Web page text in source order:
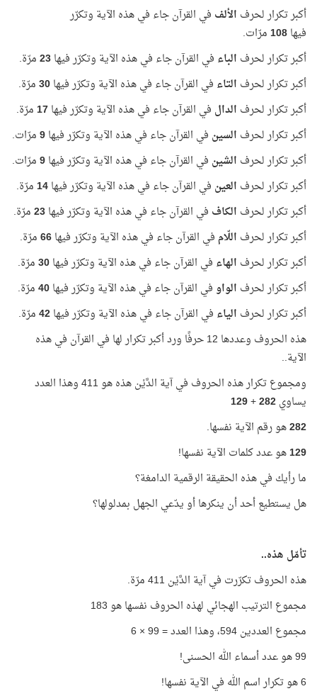
أكبر تكرار لحرف الألف في القرآن جاء في هذه الآية وتكرّر
فيها108مرّات.
أكبر تكرار لحرف الباء في القرآن جاء في هذه الآية وتكرّر فيها23مرّة.
أكبر تكرار لحرف التاء في القرآن جاء في هذه الآية وتكرّر فيها30مرّة.
أكبر تكرار لحرف الدال في القرآن جاء في هذه الآية وتكرّر فيها17مرّة.
أكبر تكرار لحرف السين في القرآن جاء في هذه الآية وتكرّر فيها9مرّات.
أكبر تكرار لحرف الشين في القرآن جاء في هذه الآية وتكرّر فيها9مرّات.
أكبر تكرار لحرف العين في القرآن جاء في هذه الآية وتكرّر فيها14مرّة.
أكبر تكرار لحرف الكاف في القرآن جاء في هذه الآية وتكرّر فيها23مرّة.
أكبر تكرار لحرف اللّامفي القرآن جاء في هذه الآية وتكرّر فيها66مرّة.
أكبر تكرار لحرف الهاء في القرآن جاء في هذه الآية وتكرّر فيها30مرّة.
أكبر تكرار لحرف الواو في القرآن جاء في هذه الآية وتكرّر فيها40مرّة.
أكبر تكرار لحرف الياء في القرآن جاء في هذه الآية وتكرّر فيها42مرّة.
هذه الحروف وعددها 12 حرفًا ورد أكبر تكرار لها في القرآن في هذه
الآية..
ومجموع تكرار هذه الحروف في آية الدَّيْن هذه هو 411 وهذا العدد
يساوي282
+
129
282هو رقم الآية نفسها.
129هو عدد كلمات الآية نفسها!
ما رأيك في هذه الحقيقة الرقمية الدامغة؟
هل يستطيع أحد أن ينكرها أو يدّعي الجهل بمدلولها؟
تأمّل هذه..
هذه الحروف تكرّرت في آية الدَّيْن 411 مرّة.
مجموع الترتيب الهجائي لهذه الحروف نفسها هو 183
مجموع العددين 594، وهذا العدد = 99 × 6
99 هو عدد أسماء الله الحسنى!
6 هو تكرار اسم الله في الآية نفسها!